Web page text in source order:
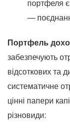
портфеля
—
Портфель
забезпечують
відсоткових та
систематичне
цінні папери
різновиди: